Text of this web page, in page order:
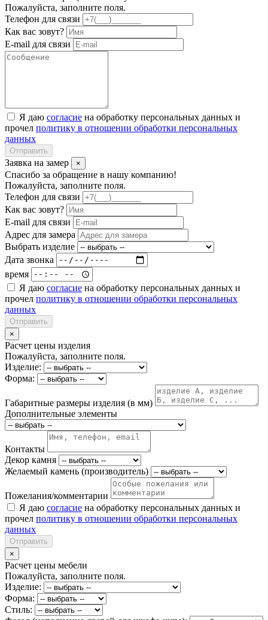
Пожалуйста, заполните поля.
Телефон для связи
Как вас зовут?
E-mail для связи
Я даю согласие на обработку персональных данных и
прочел политику в отношении обработки персональных
данных
Отправить
Заявка на замер ×
Спасибо за обращение в нашу компанию!
Пожалуйста, заполните поля.
Телефон для связи
Как вас зовут?
E-mail для связи
Адрес для замера
Выбрать изделие
Дата звонка
время
Я даю согласие на обработку персональных данных и
прочел политику в отношении обработки персональных
данных
Отправить
×
Расчет цены изделия
Пожалуйста, заполните поля.
Изделие:
Форма:
Габаритные размеры изделия (в мм)
Дополнительные элементы
Контакты
Декор камня
Желаемый камень (производитель)
Пожелания/комментарии
Я даю согласие на обработку персональных данных и
прочел политику в отношении обработки персональных
данных
Отправить
×
Расчет цены мебели
Пожалуйста, заполните поля.
Изделие:
Форма:
Стиль: